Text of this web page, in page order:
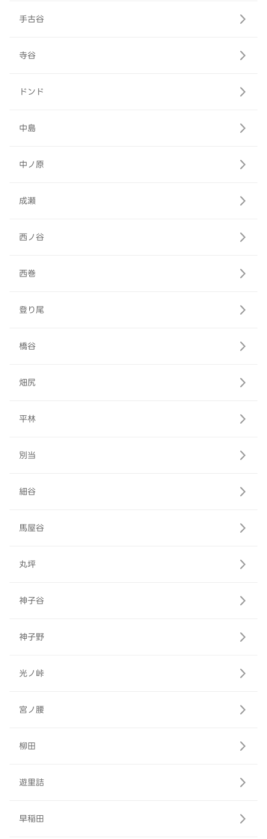
手古谷
寺谷
ドンド
中島
中ノ原
成瀬
西ノ谷
西巻
登り尾
橋谷
畑尻
平林
別当
細谷
馬屋谷
丸坪
神子谷
神子野
光ノ峠
宮ノ腰
柳田
遊里詰
早稲田